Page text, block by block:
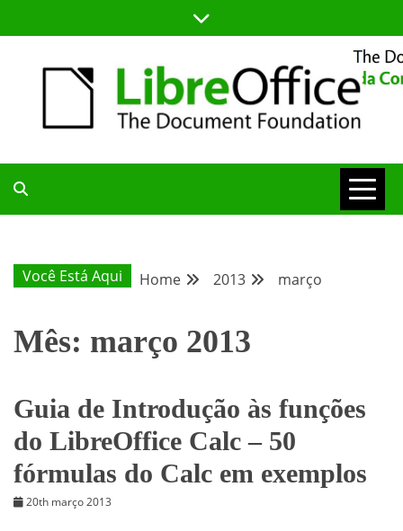
to
BLOG DA
COMUNIDADE
BRASILEIRA
Você Está Aqui Home 2013 março
Mês: março 2013
Guia de Introdução às funções
do LibreOffice Calc – 50
fórmulas do Calc em exemplos
20th março 2013